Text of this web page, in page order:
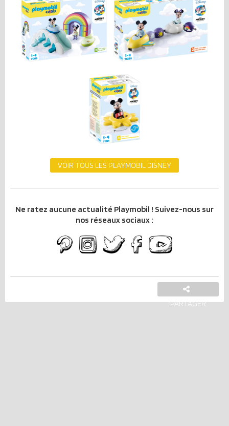
VOIR TOUS LES PLAYMOBIL DISNEY
Ne ratez aucune actualité Playmobil ! Suivez-nous sur
nos réseaux sociaux :
PARTAGER